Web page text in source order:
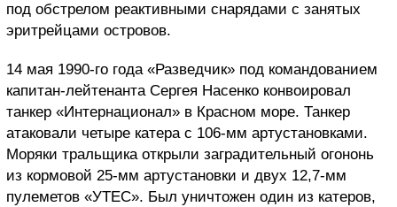
под обстрелом реактивными снарядами с занятых
эритрейцами островов.
14 мая 1990-го года «Разведчик» под командованием
капитан-лейтенанта Сергея Насенко конвоировал
танкер «Интернационал» в Красном море. Танкер
атаковали четыре катера с 106-мм артустановками.
Моряки тральщика открыли заградительный огононь
из кормовой 25-мм артустановки и двух 12,7-мм
пулеметов «УТЕС». Был уничтожен один из катеров,